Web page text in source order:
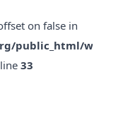
on false in
public_html/wp-
33